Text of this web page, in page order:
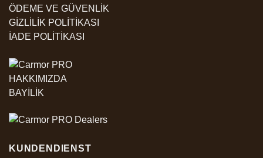
ÖDEME VE GÜVENLİK
GİZLİLİK POLİTİKASI
İADE POLİTİKASI
HAKKIMIZDA
BAYİLİK
KUNDENDIENST